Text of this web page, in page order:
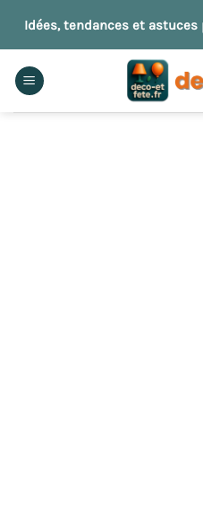
contenu
Idées, tendances et